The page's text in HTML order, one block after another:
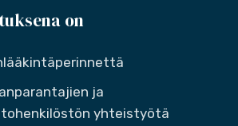
on
ja
yhteistyötä